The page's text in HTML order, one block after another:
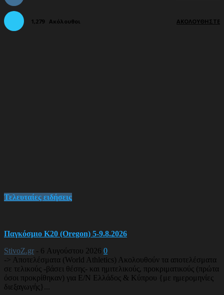
1,279 Ακόλουθοι ΑΚΟΛΟΥΘΉΣΤΕ
Τελευταίες ειδήσεις
Παγκόσμιο Κ20 (Oregon) 5-9.8.2026
StivoZ.gr - 6 Αυγούστου 2026 0
-> Αποτελέσματα (World Athletics) Ακολουθούν τα αποτελέσματα
σε τελικούς -βάσει θέσης- και ημιτελικούς, προκριματικούς (πρώτα
όσοι προκρίθηκαν) για Ε/Ν Ελλάδος & Κύπρου {με ημερομηνίες
διεξαγωγής}...